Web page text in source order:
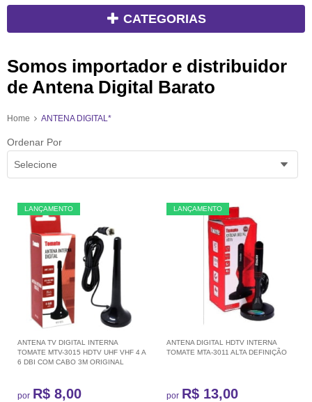
CATEGORIAS
Somos importador e distribuidor
de Antena Digital Barato
Home ANTENA DIGITAL*
Ordenar Por
Selecione
LANÇAMENTO
ANTENA TV DIGITAL INTERNA
TOMATE MTV-3015 HDTV UHF VHF 4 A
6 DBI COM CABO 3M ORIGINAL
por R$ 8,00
LANÇAMENTO
ANTENA DIGITAL HDTV INTERNA
TOMATE MTA-3011 ALTA DEFINIÇÃO
por R$ 13,00